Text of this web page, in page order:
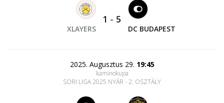
XLAYERS
1 - 5
DC BUDAPEST
2025. Augusztus 29. 19:45
kaminokupa
SORI LIGA 2025 NYÁR - 2. OSZTÁLY